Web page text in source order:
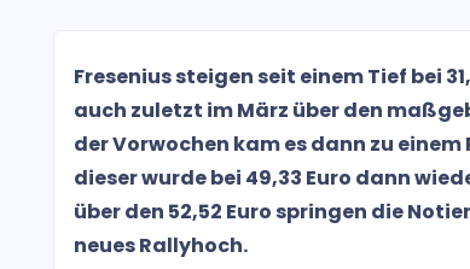
Fresenius steigen seit einem Tief bei
auch zuletzt im März über den
der Vorwochen kam es dann zu
dieser wurde bei 49,33 Euro dann
über den 52,52 Euro springen die
neues Rallyhoch.